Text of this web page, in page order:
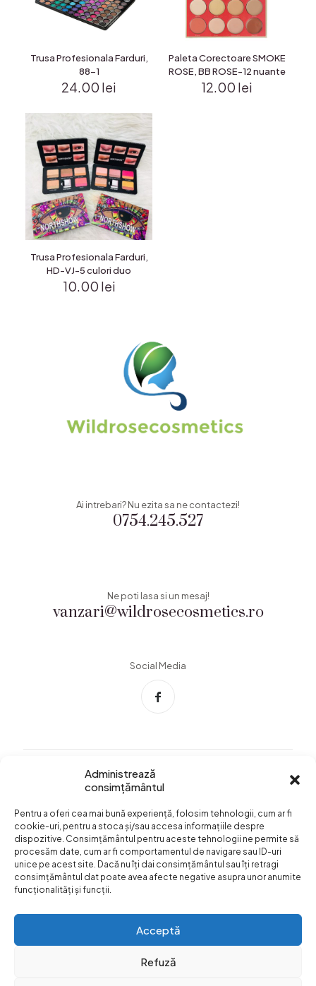
Administrează
consimțământul
Pentru a oferi cea mai bună experiență, folosim tehnologii, cum ar fi
cookie-uri, pentru a stoca și/sau accesa informațiile despre
dispozitive. Consimțământul pentru aceste tehnologii ne permite să
procesăm date, cum ar fi comportamentul de navigare sau ID-uri
unice pe acest site. Dacă nu îți dai consimțământul sau îți retragi
consimțământul dat poate avea afecte negative asupra unor anumite
funcționalități și funcții.
Acceptă
Refuză
Trusa Profesionala Farduri,
88-1
24.00 lei
Paleta Corectoare SMOKE
ROSE, BB ROSE-12 nuante
12.00 lei
Trusa Profesionala Farduri,
HD-VJ-5 culori duo
10.00 lei
0754.245.527
Ai intrebari? Nu ezita sa ne contactezi!
vanzari@wildrosecosmetics.ro
Ne poti lasa si un mesaj!
Social Media
Termeni si conditii
Confidentialitatea
datelor
Livrare si plata
Formular retur